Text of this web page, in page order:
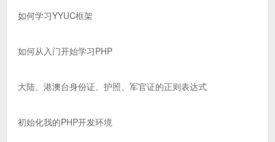
如何学习YYUC框架
如何从入门开始学习PHP
大陆、港澳台身份证、护照、军官证的正则表达式
初始化我的PHP开发环境